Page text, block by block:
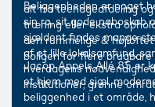
alt fra teenageafdeling
træning eller ekstra
den rummelige &
boligen for flere brugbare
Beliggenheden er noget
sin ro, sit gode naboskab
sjældent findes mange
af et lille lokalsamfund,
hverdagens
institutioner, grønne
Jacop Appels Allé 85 er
et hjem med sjæl,
beliggenhed i et område,